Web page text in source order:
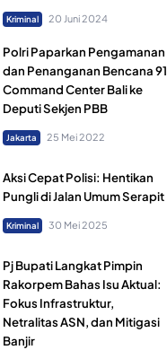
Kriminal 20 Juni 2024
Polri Paparkan Pengamanan
dan Penanganan Bencana 91
Command Center Bali ke
Deputi Sekjen PBB
Jakarta 25 Mei 2022
Aksi Cepat Polisi: Hentikan
Pungli di Jalan Umum Serapit
Kriminal 30 Mei 2025
Pj Bupati Langkat Pimpin
Rakorpem Bahas Isu Aktual:
Fokus Infrastruktur,
Netralitas ASN, dan Mitigasi
Banjir